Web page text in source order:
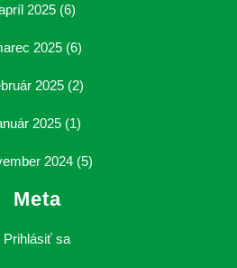
2025 (6)
2025 (6)
2025 (2)
2025 (1)
2024 (5)
Meta
Prihlásiť sa